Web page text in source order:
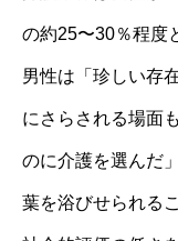
の約25〜30％程度
男性は「珍しい存
にさらされる場面
のに介護を選んだ
葉を浴びせられる